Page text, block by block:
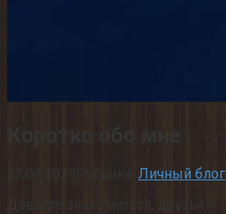
Коротко обо мне
Рубрика: Личный блог
Давайте знакомиться, друзья ?